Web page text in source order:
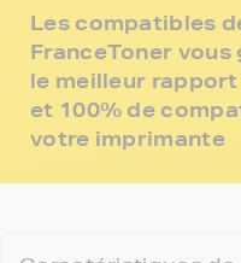
Les compatibles
FranceToner
le meilleur
et 100% de
votre imprimante